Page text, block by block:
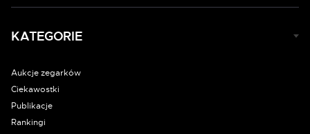
KATEGORIE
Aukcje zegarków
Ciekawostki
Publikacje
Rankingi